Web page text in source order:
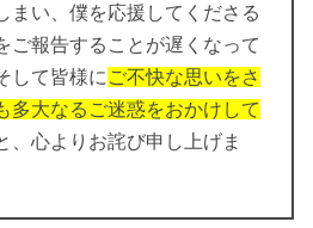
まい、僕を応援してくださる
ご報告することが遅くなって
して皆様に ご不快な思いをさ
多大なるご迷惑をおかけして
、心よりお詫び申し上げま